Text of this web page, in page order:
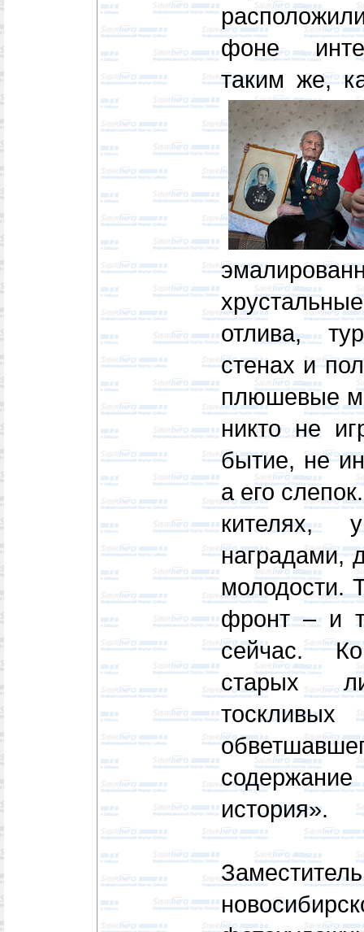
фоне
таким же,
отлива,
стенах и
плюшевые
никто не
бытие, не
а его
кителях,
наградами,
молодости.
фронт – и
сейчас.
старых
история».